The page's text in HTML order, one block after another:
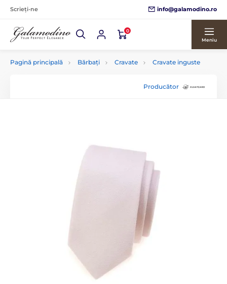
Scrieți-ne info@galamodino.ro
0
Meniu
Pagină principală Bărbați Cravate Cravate inguste
Producător